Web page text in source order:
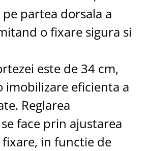
partea dorsala a
o fixare sigura si
este de 34 cm,
imobilizare eficienta a
Reglarea
face prin ajustarea
in functie de